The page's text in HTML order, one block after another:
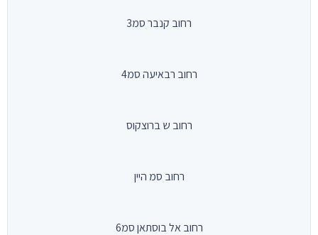
רחוב קנבר סמ3
רחוב רבאיעה סמ4
רחוב ש ברוצקוס
רחוב סמ היין
רחוב אל בוסתאן סמ6